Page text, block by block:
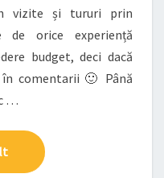
vizite și tururi prin
de orice experiență
budget, deci dacă
comentarii 🙂 Până
…
Mai Mult